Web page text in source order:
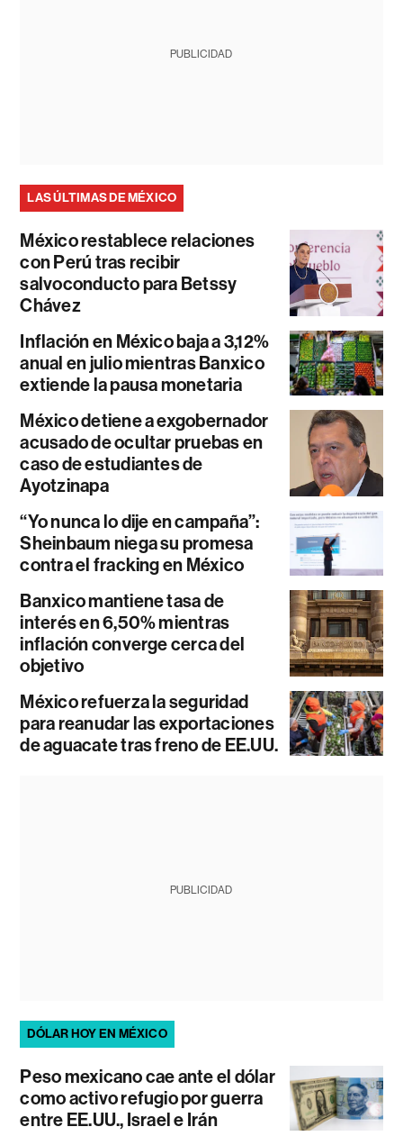
PUBLICIDAD
LAS ÚLTIMAS DE MÉXICO
México restablece relaciones
con Perú tras recibir
salvoconducto para Betssy
Chávez
Inflación en México baja a 3,12%
anual en julio mientras Banxico
extiende la pausa monetaria
México detiene a exgobernador
acusado de ocultar pruebas en
caso de estudiantes de
Ayotzinapa
“Yo nunca lo dije en campaña”:
Sheinbaum niega su promesa
contra el fracking en México
Banxico mantiene tasa de
interés en 6,50% mientras
inflación converge cerca del
objetivo
México refuerza la seguridad
para reanudar las exportaciones
de aguacate tras freno de EE.UU.
PUBLICIDAD
DÓLAR HOY EN MÉXICO
Peso mexicano cae ante el dólar
como activo refugio por guerra
entre EE.UU., Israel e Irán